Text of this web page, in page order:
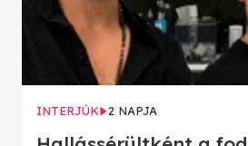
INTERJÚK 2 NAPJA